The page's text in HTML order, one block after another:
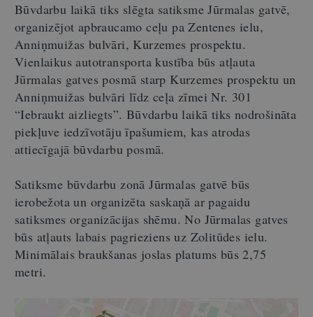
Būvdarbu laikā tiks slēgta satiksme Jūrmalas gatvē,
organizējot apbraucamo ceļu pa Zentenes ielu,
Anniņmuižas bulvāri, Kurzemes prospektu.
Vienlaikus autotransporta kustība būs atļauta
Jūrmalas gatves posmā starp Kurzemes prospektu un
Anniņmuižas bulvāri līdz ceļa zīmei Nr. 301
“Iebraukt aizliegts”. Būvdarbu laikā tiks nodrošināta
piekļuve iedzīvotāju īpašumiem, kas atrodas
attiecīgajā būvdarbu posmā.
Satiksme būvdarbu zonā Jūrmalas gatvē būs
ierobežota un organizēta saskaņā ar pagaidu
satiksmes organizācijas shēmu. No Jūrmalas gatves
būs atļauts labais pagrieziens uz Zolitūdes ielu.
Minimālais braukšanas joslas platums būs 2,75
metri.